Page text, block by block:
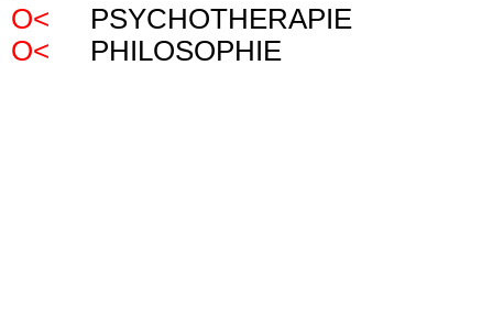
PSYCHOTHERAPIE
PHILOSOPHIE